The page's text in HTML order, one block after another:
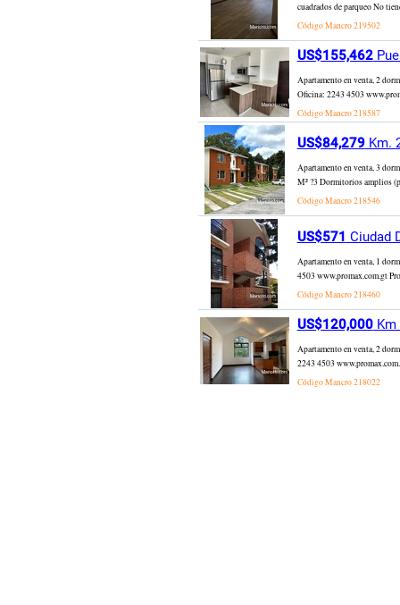
cuadrados de parqueo No
Código Mancro219502
US$155,462
Apartamento en venta, 2
Oficina: 2243 4503
Código Mancro218587
US$84,279Km.
Apartamento en venta, 3
M² ?3 Dormitorios amplios
Código Mancro218546
US$571 Ciudad
Apartamento en venta, 1
4503 www.promax.com.gt
Código Mancro218460
US$120,000Km
Apartamento en venta, 2
2243 4503
Código Mancro218022